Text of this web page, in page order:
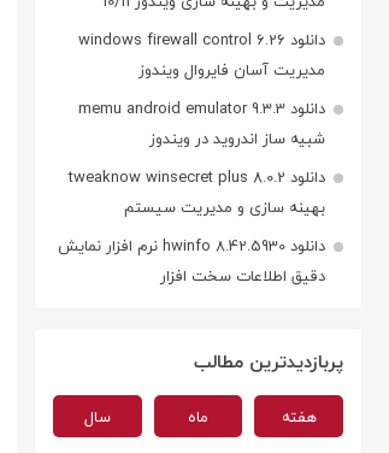
دانلود windows firewall control 6.26
مدیریت آسان فایروال ویندوز
دانلود memu android emulator 9.3.3
شبیه ساز اندروید در ویندوز
دانلود tweaknow winsecret plus 8.0.2
بهینه سازی و مدیریت سیستم
دانلود hwinfo 8.42.5930 نرم افزار نمایش
دقیق اطلاعات سخت افزار
پربازدیدترین مطالب
هفته ماه سال